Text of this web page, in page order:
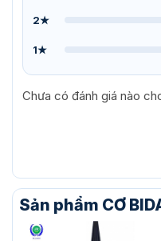
2★
1★
Chưa có đánh giá nào
Sản phẩm CƠ